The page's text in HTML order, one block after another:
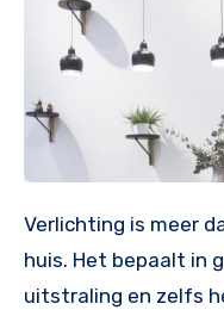
Verlichting is meer dan alleen functioneel licht in
huis. Het bepaalt in
uitstraling en zelfs